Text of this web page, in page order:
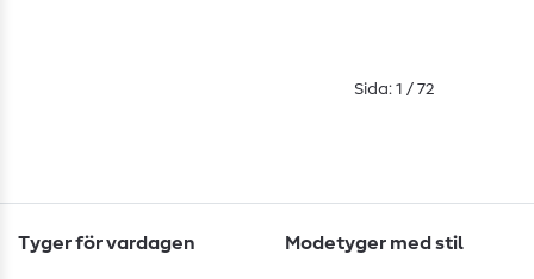
Sida: 1 / 72
Tyger för vardagen Modetyger med stil